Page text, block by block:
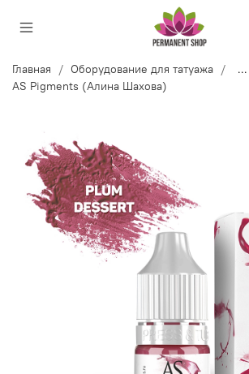
Главная Оборудование для татуажа
...
AS Pigments (Алина Шахова)